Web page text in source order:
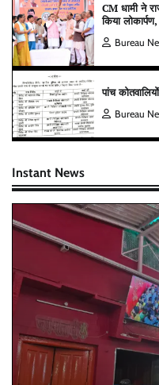
CM धामी ने
किया
Bureau
पांच
Bureau
Instant News